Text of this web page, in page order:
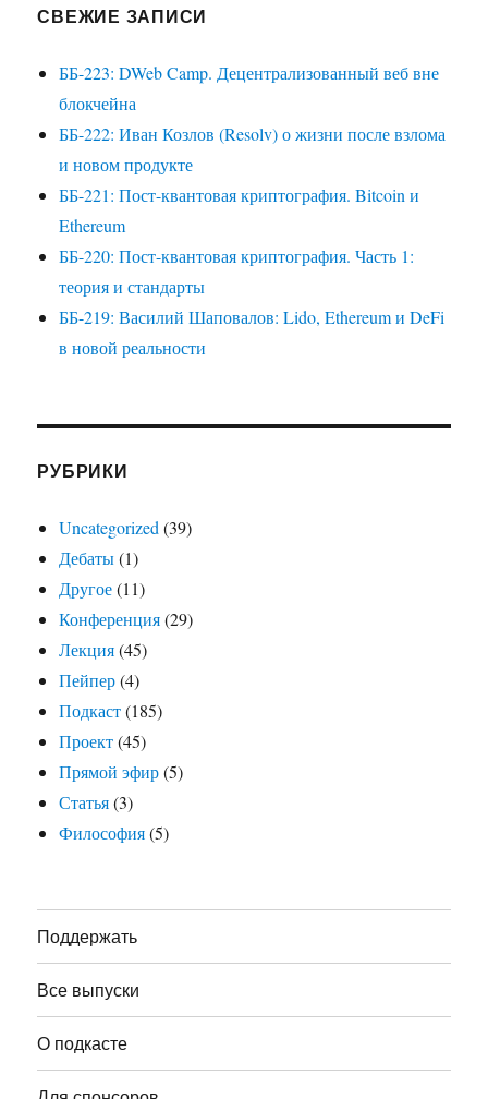
СВЕЖИЕ ЗАПИСИ
ББ-223: DWeb Camp. Децентрализованный веб вне
блокчейна
ББ-222: Иван Козлов (Resolv) о жизни после взлома
и новом продукте
ББ-221: Пост-квантовая криптография. Bitcoin и
Ethereum
ББ-220: Пост-квантовая криптография. Часть 1:
теория и стандарты
ББ-219: Василий Шаповалов: Lido, Ethereum и DeFi
в новой реальности
РУБРИКИ
Uncategorized (39)
Дебаты(1)
Другое(11)
Конференция(29)
Лекция(45)
Пейпер(4)
Подкаст(185)
Проект(45)
Прямой эфир(5)
Статья(3)
Философия(5)
Поддержать
Все выпуски
О подкасте